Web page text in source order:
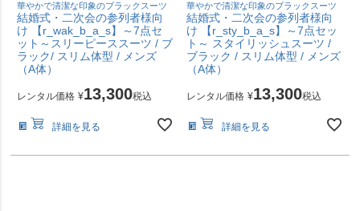
華やかで清潔な印象のブラックスーツ
結婚式・二次会の参列者様向
け 【r_wak_b_a_s】～7点セ
ット～スリーピーススーツ / ブ
ラック/ スリム体型 / メンズ
（A体）
レンタル価格 ¥13,300税込
詳細を見る
華やかで清潔な印象のブラックスーツ
結婚式・二次会の参列者様向
け 【r_sty_b_a_s】～7点セッ
ト～ スタイリッシュスーツ /
ブラック / スリム体型 / メンズ
（A体）
レンタル価格 ¥13,300税込
詳細を見る